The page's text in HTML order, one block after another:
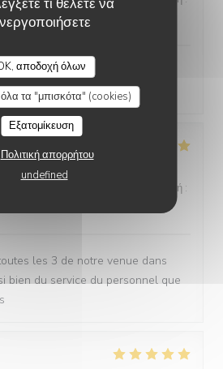
αποδοχή όλων
τα "μπισκότα" (cookies)
Εξατομίκευση
Πολιτική απορρήτου
undefined
régal servient avec le sourire...
3
Ποιότητα / Τιμή :
les 3 de notre venue dans
bien du service du personnel que